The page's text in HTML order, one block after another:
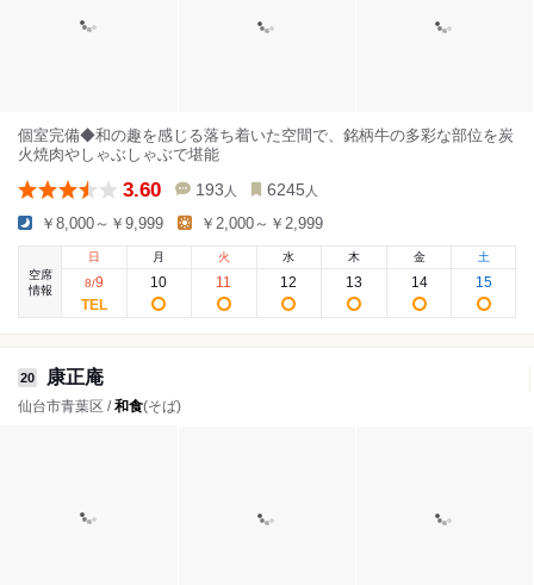
個室完備◆和の趣を感じる落ち着いた空間で、銘柄牛の多彩な部位を炭
火焼肉やしゃぶしゃぶで堪能
3.60 193 人 6245 人
￥8,000～￥9,999 ￥2,000～￥2,999
空席
情報
日
8/9
月
10
火
11
水
12
木
13
金
14
土
15
20 康正庵
仙台市青葉区 /和食(そば)